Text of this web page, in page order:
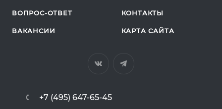
ВОПРОС-ОТВЕТ КОНТАКТЫ
ВАКАНСИИ КАРТА САЙТА
+7 (495) 647-65-45